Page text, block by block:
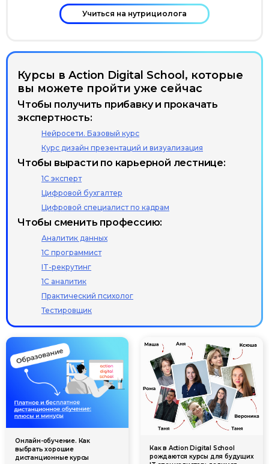
Учиться на нутрициолога
Курсы в Action Digital School, которые
вы можете пройти уже сейчас
Чтобы получить прибавку и прокачать
экспертность:
Нейросети. Базовый курс
Курс дизайн презентаций и визуализация
Чтобы вырасти по карьерной лестнице:
1С эксперт
Цифровой бухгалтер
Цифровой специалист по кадрам
Чтобы сменить профессию:
Аналитик данных
1С программист
IT-рекрутинг
1С аналитик
Практический психолог
Тестировщик
Онлайн-обучение. Как
выбрать хорошие
дистанционные курсы
Как в Action Digital School
рождаются курсы для будущих